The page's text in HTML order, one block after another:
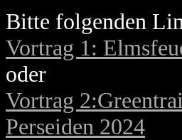
Bitte folgenden
Vortrag 1:
oder
Vortrag
Perseiden 2024